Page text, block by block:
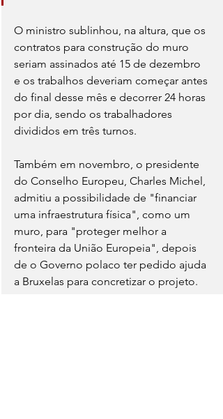
O ministro sublinhou, na altura, que os
contratos para construção do muro
seriam assinados até 15 de dezembro
e os trabalhos deveriam começar antes
do final desse mês e decorrer 24 horas
por dia, sendo os trabalhadores
divididos em três turnos.
Também em novembro, o presidente
do Conselho Europeu, Charles Michel,
admitiu a possibilidade de "financiar
uma infraestrutura física", como um
muro, para "proteger melhor a
fronteira da União Europeia", depois
de o Governo polaco ter pedido ajuda
a Bruxelas para concretizar o projeto.